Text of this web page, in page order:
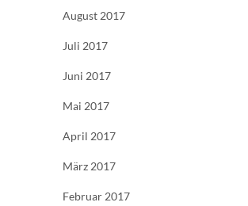
August 2017
Juli 2017
Juni 2017
Mai 2017
April 2017
März 2017
Februar 2017